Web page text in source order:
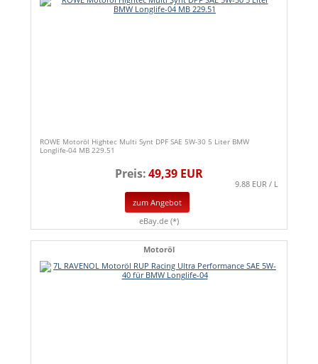
ROWE Motoröl Hightec Multi Synt DPF SAE 5W-30 5 Liter BMW
Longlife-04 MB 229.51
Preis:49,39 EUR
9.88 EUR / L
zum Angebot
eBay.de (*)
Motoröl